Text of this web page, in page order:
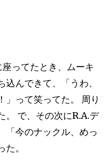
ってたとき、ムーキ
んできて、「うわ、
」って笑ってた。 周り
。 で、その次にR.A.デ
「今のナックル、めっ
。